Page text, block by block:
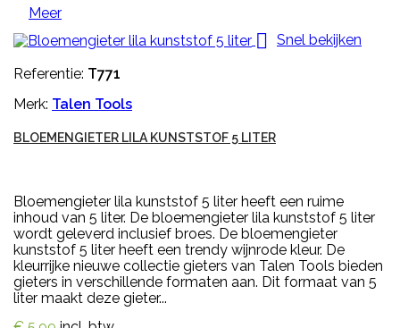
Meer
 Snel bekijken
Referentie: T771
Merk: Talen Tools
BLOEMENGIETER LILA KUNSTSTOF 5 LITER
Bloemengieter lila kunststof 5 liter heeft een ruime
inhoud van 5 liter. De bloemengieter lila kunststof 5 liter
wordt geleverd inclusief broes. De bloemengieter
kunststof 5 liter heeft een trendy wijnrode kleur. De
kleurrijke nieuwe collectie gieters van Talen Tools bieden
gieters in verschillende formaten aan. Dit formaat van 5
liter maakt deze gieter...